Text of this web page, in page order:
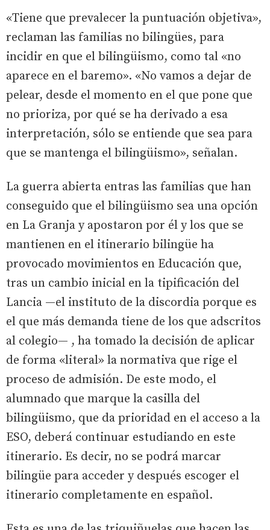
«Tiene que prevalecer la puntuación objetiva»,
reclaman las familias no bilingües, para
incidir en que el bilingüismo, como tal «no
aparece en el baremo». «No vamos a dejar de
pelear, desde el momento en el que pone que
no prioriza, por qué se ha derivado a esa
interpretación, sólo se entiende que sea para
que se mantenga el bilingüismo», señalan.
La guerra abierta entras las familias que han
conseguido que el bilingüismo sea una opción
en La Granja y apostaron por él y los que se
mantienen en el itinerario bilingüe ha
provocado movimientos en Educación que,
tras un cambio inicial en la tipificación del
Lancia —el instituto de la discordia porque es
el que más demanda tiene de los que adscritos
al colegio— , ha tomado la decisión de aplicar
de forma «literal» la normativa que rige el
proceso de admisión. De este modo, el
alumnado que marque la casilla del
bilingüismo, que da prioridad en el acceso a la
ESO, deberá continuar estudiando en este
itinerario. Es decir, no se podrá marcar
bilingüe para acceder y después escoger el
itinerario completamente en español.